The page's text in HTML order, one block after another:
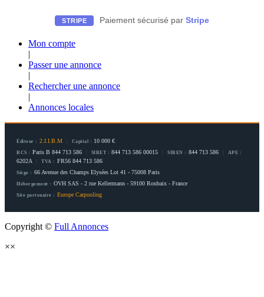
STRIPE Paiement sécurisé par Stripe
Mon compte
|
Passer une annonce
|
Rechercher une annonce
|
Annonces locales
Éditeur : 2.I.I.B.M Capital : 10 000 €
RCS : Paris B 844 713 586 SIRET : 844 713 586 00015 SIREN : 844 713 586 APE :
6202A TVA : FR56 844 713 586
Siège : 66 Avenue des Champs Elysées Lot 41 - 75008 Paris
Hébergement : OVH SAS - 2 rue Kellermann - 59100 Roubaix - France
Site partenaire : Europe Carpooling
Copyright © Full Annonces
××